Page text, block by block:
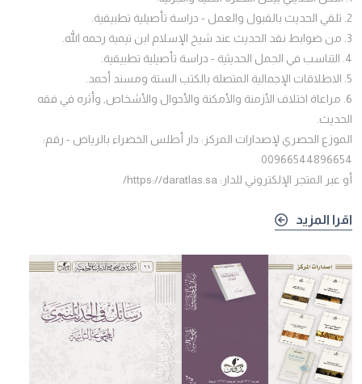
2. تلقي الحديث بالقبول والعمل - دراسة تأصيلية تطبيقية.
3. من ضوابط نقد الحديث عند شيخ الإسلام ابن تيمية رحمه الله.
4. التناسب في الجمل الحديثية - دراسة تأصيلية تطبيقية.
5. الاطلاقات الإجمالية المتصلة بالكتب الستة ومسند أحمد.
6. مراعاة اختلاف الأزمنة والأمكنة والأحوال والأشخاص, وأثره في فقه
الحديث.
الموزع الحصري لإصدارات المركز: دار أطلس الخضراء بالرياض - رقم:
00966544896654
أو عبر المتجر الإلكتروني للدار: https://daratlas.sa/
اقرا المزيد